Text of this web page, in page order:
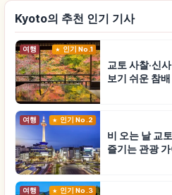
Kyoto의 추천 인기 기사
여행 인기 No.1
교토 사찰·신
보기 쉬운 참
여행 인기 No.2
비 오는 날 교
즐기는 관광
여행 인기 No.3